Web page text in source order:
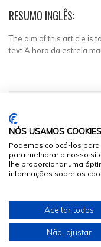
RESUMO INGLÊS:
The aim of this article is
text A hora da estrela
© 2026
NÓS USAMOS COOKIES
Podemos colocá-los
para melhorar o nosso
lhe proporcionar uma
informações sobre os
Aceitar todos
Não, ajustar